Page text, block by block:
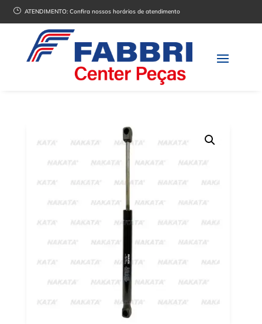
} ATENDIMENTO:Confira nossos horários de atendimento